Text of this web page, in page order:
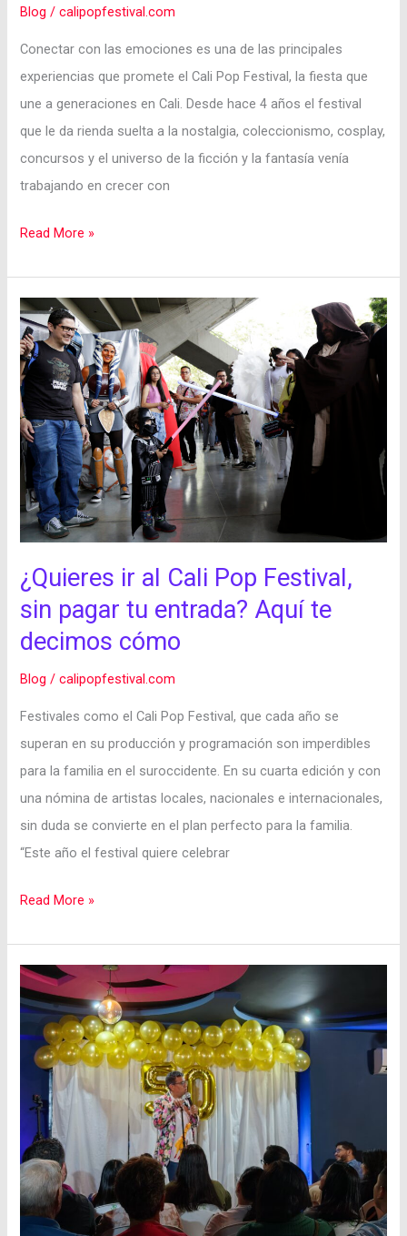
Blog /calipopfestival.com
Conectar con las emociones es una de las principales
experiencias que promete el Cali Pop Festival, la fiesta que
une a generaciones en Cali. Desde hace 4 años el festival
que le da rienda suelta a la nostalgia, coleccionismo, cosplay,
concursos y el universo de la ficción y la fantasía venía
trabajando en crecer con
Read More »
¿Quieres ir al Cali Pop Festival,
sin pagar tu entrada? Aquí te
decimos cómo
Blog /calipopfestival.com
Festivales como el Cali Pop Festival, que cada año se
superan en su producción y programación son imperdibles
para la familia en el suroccidente. En su cuarta edición y con
una nómina de artistas locales, nacionales e internacionales,
sin duda se convierte en el plan perfecto para la familia.
“Este año el festival quiere celebrar
¿Quieres
ir
al
Cali
Pop
Festival,
sin
pagar
tu
Aquí
te
decimos
Read More »
El
Cali
Pop
Festival
terapia
de
risa,
amor
por